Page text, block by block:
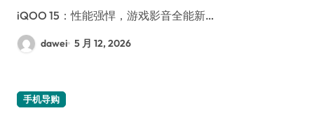
iQOO 15：性能强悍，游戏影音全能新…
dawei 5 月 12, 2026
手机导购